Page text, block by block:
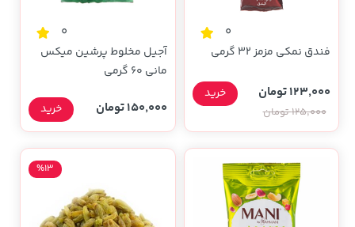
0
فندق نمکی مزمز 32 گرمی
123,000 تومان
125,000 تومان
خرید
0
آجیل مخلوط پرشین میکس
مانی 60 گرمی
150,000 تومان خرید
%13